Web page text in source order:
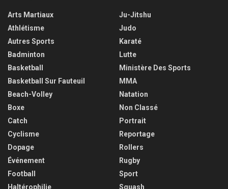
Arts Martiaux
Athlétisme
Autres Sports
Badminton
Basketball
Basketball Sur Fauteuil
Beach-Volley
Boxe
Catch
Cyclisme
Dopage
Événement
Football
Haltérophilie
Ju-Jitshu
Judo
Karaté
Lutte
Ministère Des Sports
MMA
Natation
Non Classé
Portrait
Reportage
Rollers
Rugby
Sport
Squash